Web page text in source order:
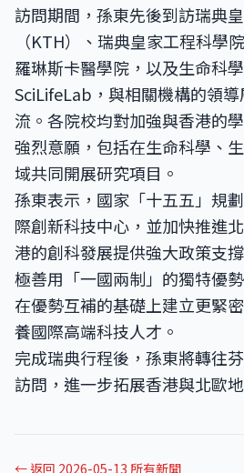
訪問期間，孫東先後到訪瑞典
（KTH）、瑞典皇家工程科學
羅琳斯卡醫學院，以及生命科
SciLifeLab，與相關機構的領
流。各院校均對加強與香港的
強烈意願，包括在生命科學、
域共同開展研究項目。
孫東表示，國家「十五五」規
際創新科技中心，並加快推進
港的創科發展提供強大政策支
極善用「一國兩制」的獨特優
在優勢互補的基礎上建立更緊
養國際高端科技人才。
完成瑞典行程後，孫東將轉往
訪問，進一步拓展香港與北歐
← 返回 2026-05-13 所有新聞